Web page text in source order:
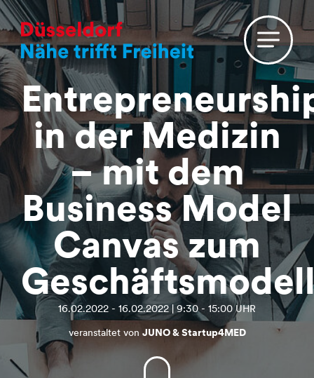
in der Medizin
– mit dem
Business Model
Canvas zum
16.02.2022 - 16.02.2022 | 9:30 - 15:00 UHR
veranstaltet von JUNO & Startup4MED